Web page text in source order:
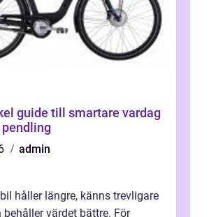
admin
håller längre, känns trevligare
behåller värdet bättre. För